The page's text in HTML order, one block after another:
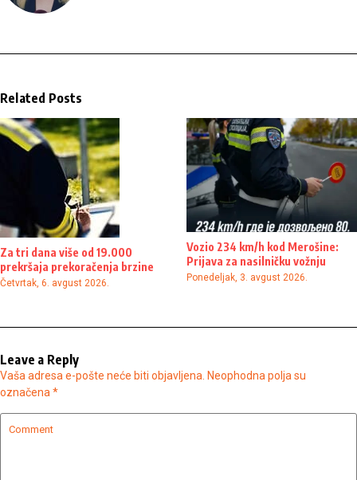
Related Posts
Za tri dana više od 19.000
prekršaja prekoračenja brzine
Četvrtak, 6. avgust 2026.
Vozio 234 km/h kod Merošine:
Prijava za nasilničku vožnju
Ponedeljak, 3. avgust 2026.
Leave a Reply
Vaša adresa e-pošte neće biti objavljena. Neophodna polja su
označena *